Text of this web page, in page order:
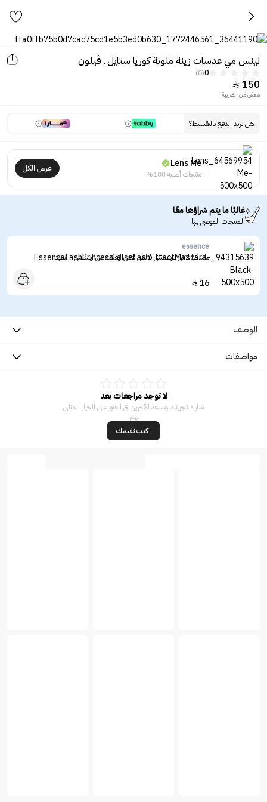
لينس مي عدسات زينة ملونة كوريا ستايل ـ ڤيلون
0
(0)
150

معفى من الضريبة
هل تريد الدفع بالتقسيط؟
Lens Me
منتجات أصلية 100%
عرض الكل
غالبًا ما يتم شراؤها معًا
المنتجات الموصى بها
essence
ماسكرا لاش برينسس فالس لاش ايفكت من ايسنس - اسود
16

الوصف
مواصفات
لا توجد مراجعات بعد
شارك تجربتك وساعد الآخرين في العثور على الخيار المثالي
لهم.
اكتب تقيمك